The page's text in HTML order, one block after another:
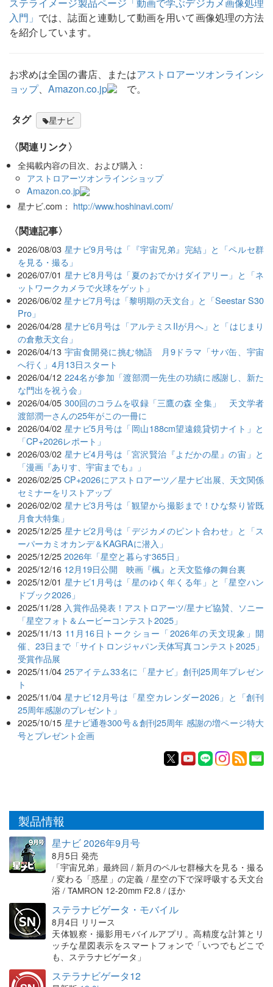
入門」 では、誌面と連動して動画を用いて画像処理の方法
を紹介しています。
お求めは全国の書店、またはアストロアーツオンラインシ
ョップ、 Amazon.co.jp で。
タグ 星ナビ
〈関連リンク〉
全掲載内容の目次、および購入：
アストロアーツオンラインショップ
Amazon.co.jp
星ナビ.com： http://www.hoshinavi.com/
関連記事
2026/08/03 星ナビ9月号は「『宇宙兄弟』完結」と「ペルセ群
を見る・撮る」
2026/07/01 星ナビ8月号は「夏のおでかけダイアリー」と「ネ
ットワークカメラで火球をゲット」
2026/06/02 星ナビ7月号は「黎明期の天文台」と「Seestar S30
Pro」
2026/04/28 星ナビ6月号は「アルテミスIIが月へ」と「はじまり
の倉敷天文台」
2026/04/13 宇宙食開発に挑む物語 月9ドラマ「サバ缶、宇宙
へ行く」4月13日スタート
2026/04/12 224名が参加「渡部潤一先生の功績に感謝し、新た
な門出を祝う会」
2026/04/05 300回のコラムを収録「三鷹の森 全集」 天文学者
渡部潤一さんの25年がこの一冊に
2026/04/02 星ナビ5月号は「岡山188cm望遠鏡貸切ナイト」と
「CP+2026レポート」
2026/03/02 星ナビ4月号は「宮沢賢治『よだかの星』の宙」と
「漫画『ありす、宇宙までも』」
2026/02/25 CP+2026にアストロアーツ／星ナビ出展、天文関係
セミナーをリストアップ
2026/02/02 星ナビ3月号は「観望から撮影まで！ひな祭り皆既
月食大特集」
2025/12/25 星ナビ2月号は「デジカメのピント合わせ」と「ス
ーパーカミオカンデ＆KAGRAに潜入」
2025/12/25 2026年「星空と暮らす365日」
2025/12/16 12月19日公開 映画『楓』と天文監修の舞台裏
2025/12/01 星ナビ1月号は「星のゆく年くる年」と「星空ハン
ドブック2026」
2025/11/28 入賞作品発表！アストロアーツ/星ナビ協賛、ソニー
「星空フォト＆ムービーコンテスト2025」
2025/11/13 11月16日トークショー「2026年の天文現象」開
催、23日まで「サイトロンジャパン天体写真コンテスト2025」
受賞作品展
2025/11/04 25アイテム33名に「星ナビ」創刊25周年プレゼン
ト
2025/11/04 星ナビ12月号は「星空カレンダー2026」と「創刊
25周年感謝のプレゼント」
2025/10/15 星ナビ通巻300号＆創刊25周年 感謝の増ページ特大
号とプレゼント企画
製品情報
星ナビ 2026年9月号
8月5日 発売
「宇宙兄弟」最終回 / 新月のペルセ群極大を見る・撮る
/ 変わる「惑星」の定義 / 星空の下で深呼吸する天文台
浴 / TAMRON 12-20mm F2.8 / ほか
ステラナビゲータ・モバイル
8月4日 リリース
天体観察・撮影用モバイルアプリ。高精度な計算とリ
ッチな星図表示をスマートフォンで「いつでもどこで
も、ステラナビゲータ」
ステラナビゲータ12